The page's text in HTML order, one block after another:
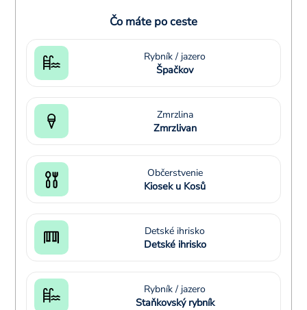
Čo máte po ceste
Rybník / jazero
Špačkov
Zmrzlina
Zmrzlivan
Občerstvenie
Kiosek u Kosů
Detské ihrisko
Detské ihrisko
Rybník / jazero
Staňkovský rybník